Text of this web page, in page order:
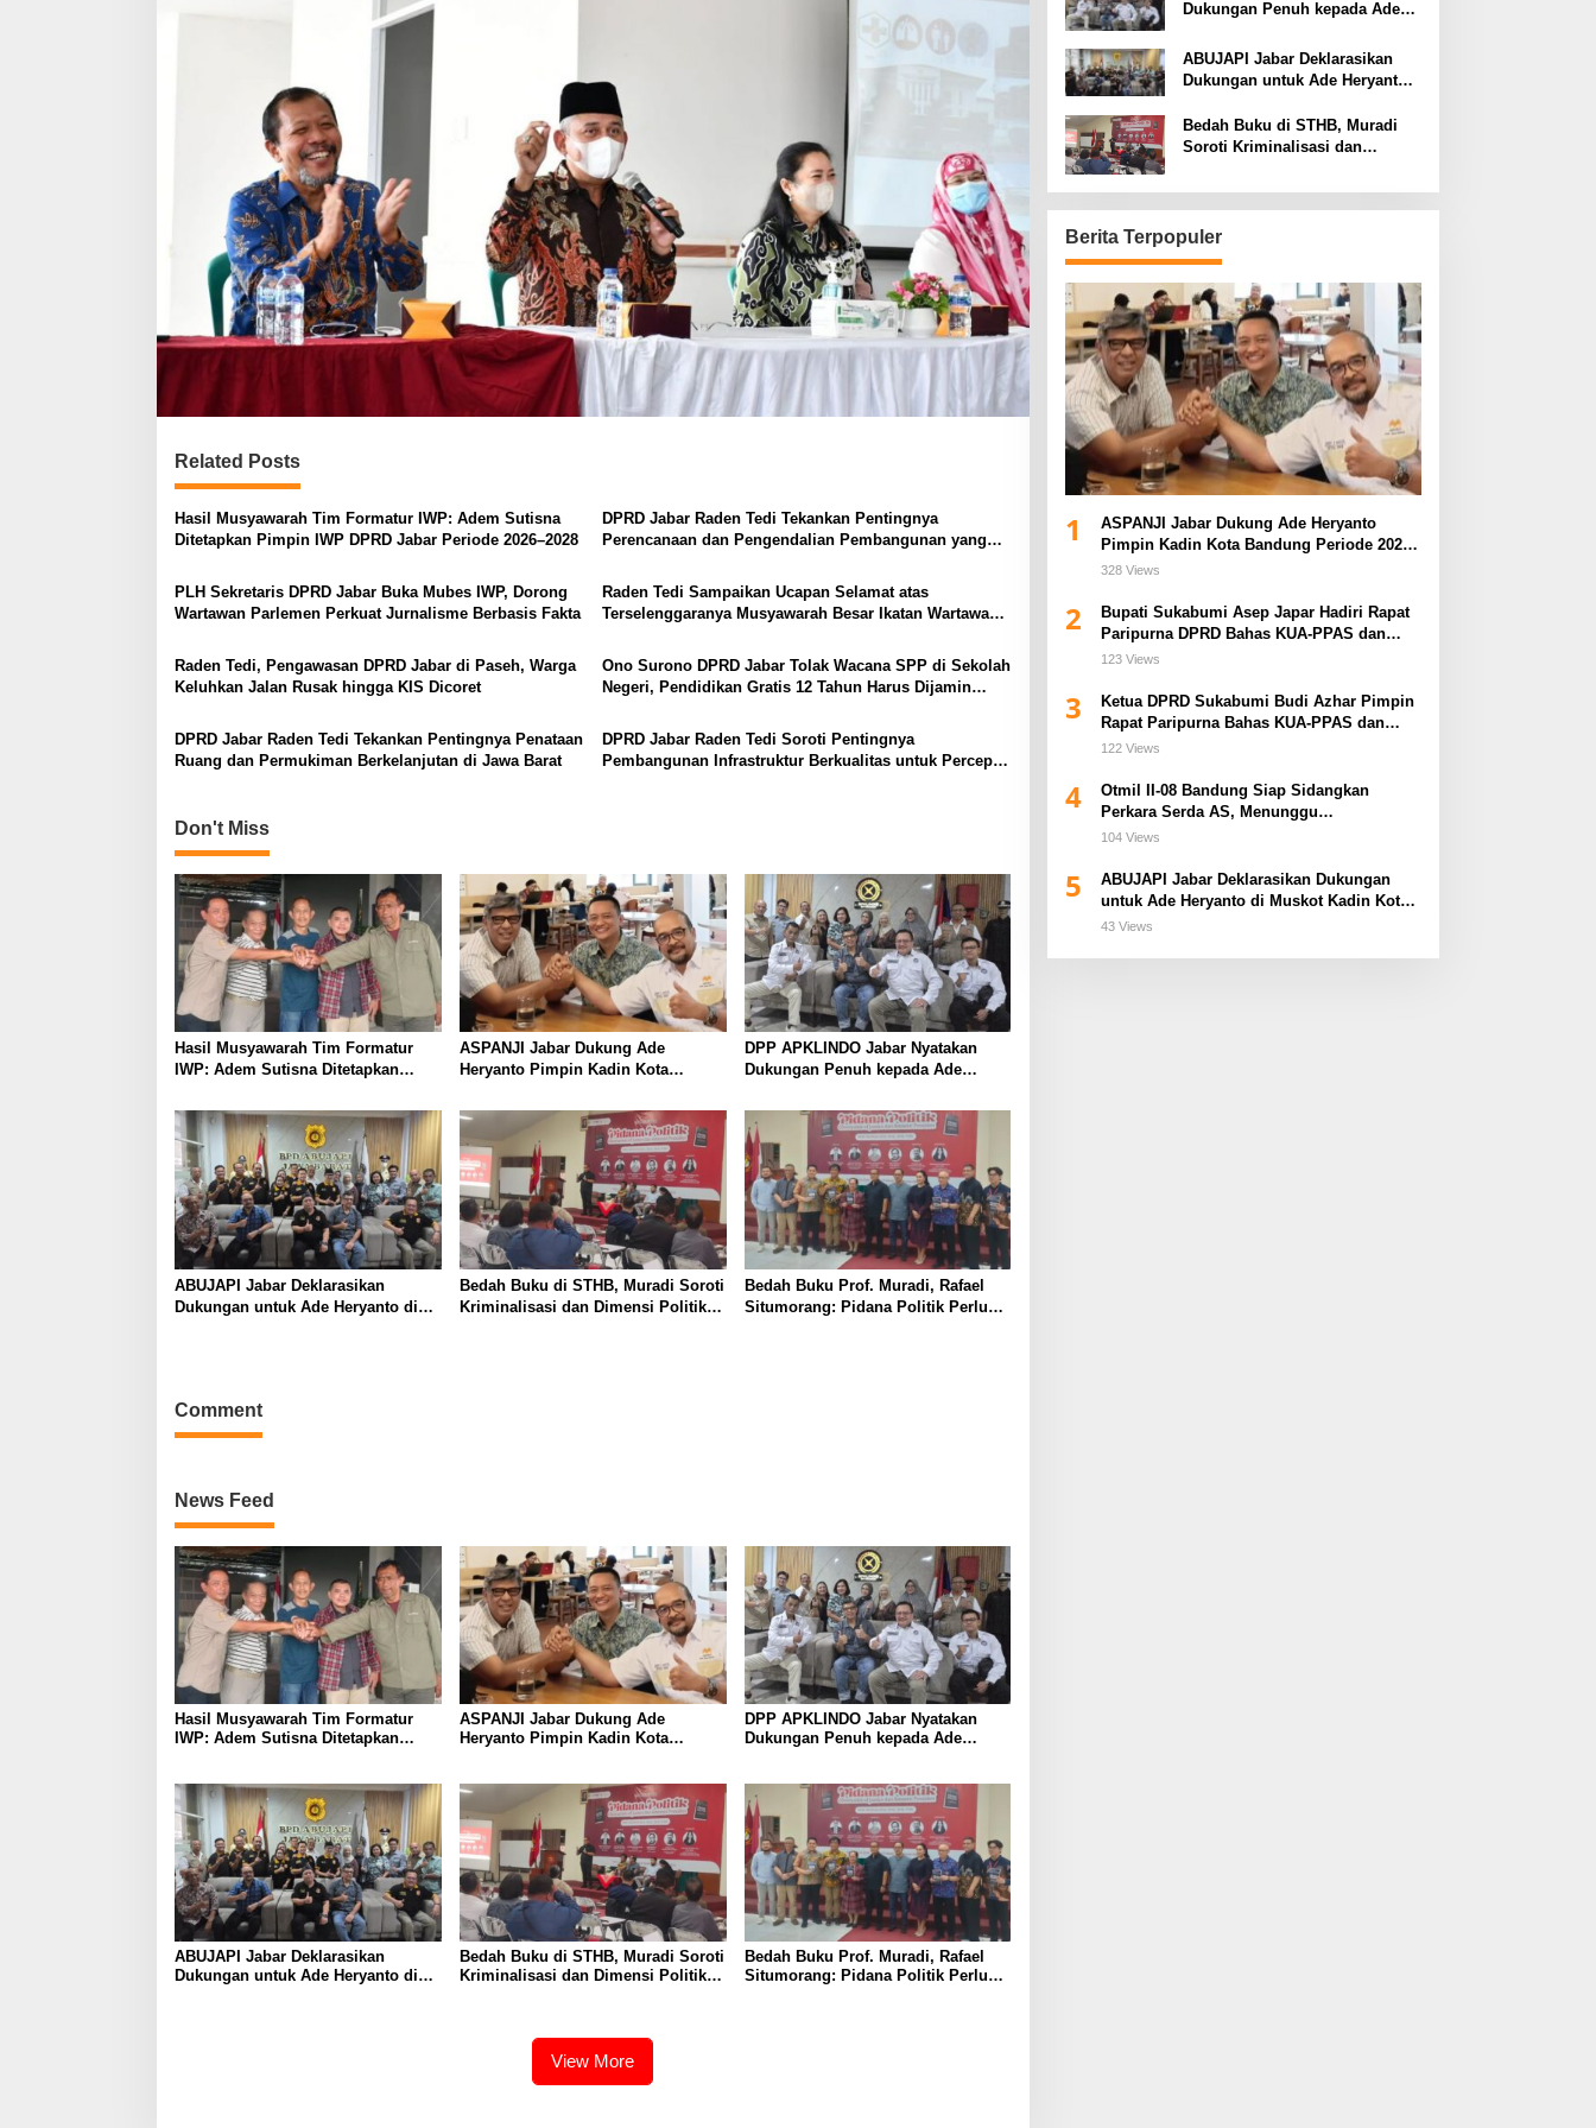
Related Posts
Hasil Musyawarah Tim Formatur IWP: Adem Sutisna
Ditetapkan Pimpin IWP DPRD Jabar Periode 2026–2028
DPRD Jabar Raden Tedi Tekankan Pentingnya
Perencanaan dan Pengendalian Pembangunan yang
PLH Sekretaris DPRD Jabar Buka Mubes IWP, Dorong
Wartawan Parlemen Perkuat Jurnalisme Berbasis Fakta
Raden Tedi Sampaikan Ucapan Selamat atas
Terselenggaranya Musyawarah Besar Ikatan Wartawan
Raden Tedi, Pengawasan DPRD Jabar di Paseh, Warga
Keluhkan Jalan Rusak hingga KIS Dicoret
Ono Surono DPRD Jabar Tolak Wacana SPP di Sekolah
Negeri, Pendidikan Gratis 12 Tahun Harus Dijamin
DPRD Jabar Raden Tedi Tekankan Pentingnya Penataan
Ruang dan Permukiman Berkelanjutan di Jawa Barat
DPRD Jabar Raden Tedi Soroti Pentingnya
Pembangunan Infrastruktur Berkualitas untuk Percepat
Don't Miss
Hasil Musyawarah Tim Formatur
IWP: Adem Sutisna Ditetapkan
2026–2028
ASPANJI Jabar Dukung Ade
Heryanto Pimpin Kadin Kota
DPP APKLINDO Jabar Nyatakan
Dukungan Penuh kepada Ade
Bandung
ABUJAPI Jabar Deklarasikan
Dukungan untuk Ade Heryanto di
Bedah Buku di STHB, Muradi Soroti
Kriminalisasi dan Dimensi Politik
Bedah Buku Prof. Muradi, Rafael
Situmorang: Pidana Politik Perlu
Comment
News Feed
Hasil Musyawarah Tim Formatur
IWP: Adem Sutisna Ditetapkan
ASPANJI Jabar Dukung Ade
Heryanto Pimpin Kadin Kota
DPP APKLINDO Jabar Nyatakan
Dukungan Penuh kepada Ade
ABUJAPI Jabar Deklarasikan
Dukungan untuk Ade Heryanto di
Bedah Buku di STHB, Muradi Soroti
Kriminalisasi dan Dimensi Politik
Bedah Buku Prof. Muradi, Rafael
Situmorang: Pidana Politik Perlu
View More
Dukungan Penuh kepada Ade
Bandung
ABUJAPI Jabar Deklarasikan
Dukungan untuk Ade Heryanto
Bedah Buku di STHB, Muradi
Soroti Kriminalisasi dan
Penegakan Hukum
Berita Terpopuler
1
ASPANJI Jabar Dukung Ade Heryanto
Pimpin Kadin Kota Bandung Periode 2026–
2031
328 Views
2
Bupati Sukabumi Asep Japar Hadiri Rapat
Paripurna DPRD Bahas KUA-PPAS dan
Raperda Disabilitas
123 Views
3
Ketua DPRD Sukabumi Budi Azhar Pimpin
Rapat Paripurna Bahas KUA-PPAS dan
Raperda Tirta Jaya
122 Views
4
Otmil II-08 Bandung Siap Sidangkan
Perkara Serda AS, Menunggu
Rekomendasi Korem Sunan Gunung Jati
104 Views
5
ABUJAPI Jabar Deklarasikan Dukungan
untuk Ade Heryanto di Muskot Kadin Kota
Bandung
43 Views